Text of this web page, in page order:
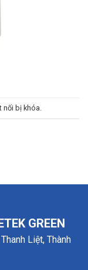
bị khóa.
GREEN
Liệt, Thành